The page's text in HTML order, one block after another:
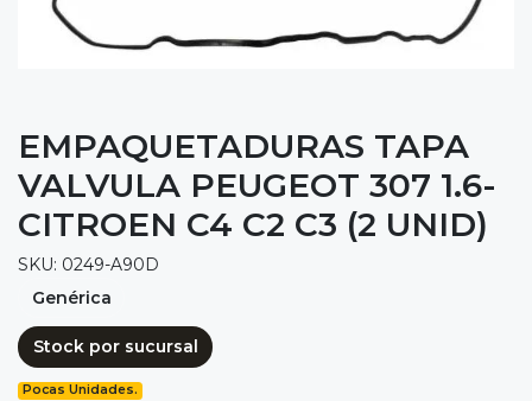
EMPAQUETADURAS TAPA
VALVULA PEUGEOT 307 1.6-
CITROEN C4 C2 C3 (2 UNID)
SKU: 0249-A90D
Genérica
Stock por sucursal
Pocas Unidades.